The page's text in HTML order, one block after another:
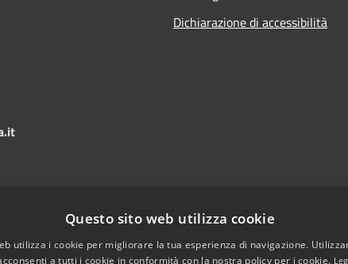
Dichiarazione di accessibilità
Questo sito web utilizza cookie
utilizza i cookie per migliorare la tua esperienza di navigazione.
a tutti i cookie in conformità con la nostra policy per i cookie.